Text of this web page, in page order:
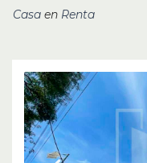
Casa en Renta